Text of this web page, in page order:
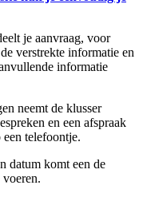
je aanvraag, voor
verstrekte informatie en
informatie
neemt de klusser
en een afspraak
een telefoontje.
datum komt een de